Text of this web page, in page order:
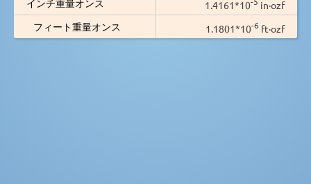
インチ重量オンス
1.4161*10
in·ozf
フィート重量オンス
1.1801*10-6 ft·ozf